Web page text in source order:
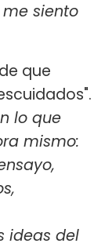
siento
que
lo que
mismo:
ideas del